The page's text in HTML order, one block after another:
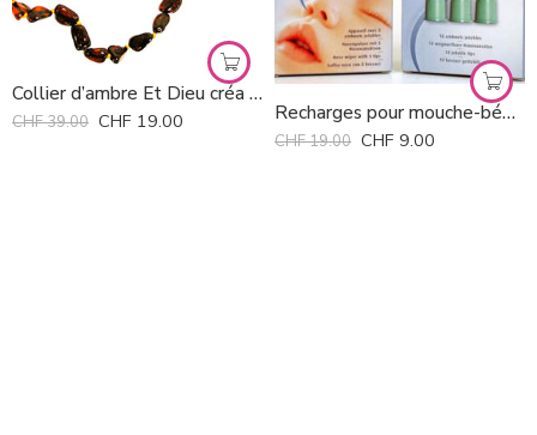
Collier d’ambre Et Dieu créa l’Ambre *
CHF39.00 CHF 19.00 Recharges pour mouche-bébé Saprochi Avent *
CHF19.00 CHF 9.00